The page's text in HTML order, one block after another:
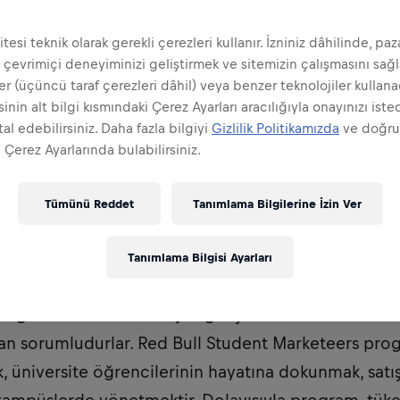
dünyanın en dinamik ve güçlü marka
olurlar. Red Bull'un hedef kitlesini göz önünde
marka imajını geliştirecek ve ürün
sorumludurlar. Red Bull Student Marketeers
öğrencilerinin hayatına dokunmak,
teknik olarak gerekli çerezleri kullanır. İzniniz dâhilinde,
çevrimiçi deneyiminizi geliştirmek ve sitemizin çalışmasını
(üçüncü taraf çerezleri dâhil) veya benzer teknolojiler
alt bilgi kısmındaki Çerez Ayarları aracılığıyla onayınızı
edebilirsiniz. Daha fazla bilgiyi Gizlilik Politikamızda ve
Çerez Ayarlarında bulabilirsiniz.
Tümünü Reddet Tanımlama Bilgilerine İzin Ver
Tanımlama Bilgisi Ayarları